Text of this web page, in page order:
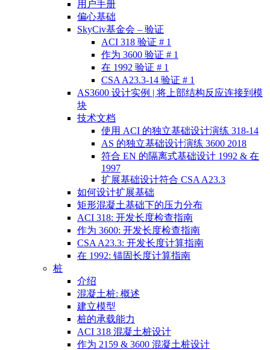
用户手册
偏心基础
SkyCiv基金会 – 验证
ACI 318 验证 # 1
作为 3600 验证 # 1
在 1992 验证 # 1
CSA A23.3-14 验证 # 1
AS3600 设计实例 | 将上部结构反应连接到模
块
技术文档
使用 ACI 的独立基础设计演练 318-14
AS 的独立基础设计演练 3600 2018
符合 EN 的隔离式基础设计 1992 & 在
1997
扩展基础设计符合 CSA A23.3
如何设计扩展基础
矩形混凝土基础下的压力分布
ACI 318: 开发长度检查指南
作为 3600: 开发长度检查指南
CSA A23.3: 开发长度计算指南
在 1992: 锚固长度计算指南
桩
介绍
混凝土桩: 概述
建立模型
桩的承载能力
ACI 318 混凝土桩设计
作为 2159 & 3600 混凝土桩设计